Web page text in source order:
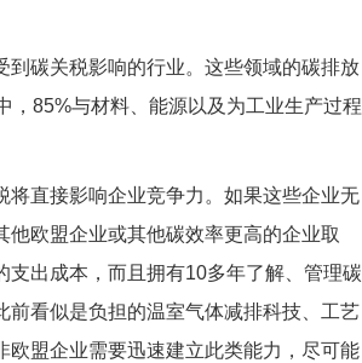
碳关税影响的行业。这些领域的碳排放
，85%与材料、能源以及为工业生产过程
直接影响企业竞争力。如果这些企业无
欧盟企业或其他碳效率更高的企业取
出成本，而且拥有10多年了解、管理碳
看似是负担的温室气体减排科技、工艺
盟企业需要迅速建立此类能力，尽可能